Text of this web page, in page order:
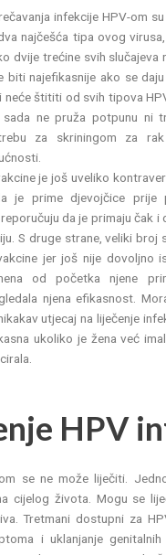
infekcije HPV-om
najčešća tipa ovog
dvije trećine svih slučajeva
biti najefikasnije ako se
neće štititi od svih tipova
sada ne pruža potpunu ni
za skriningom za
je još uveliko
je prime djevojčice prije
da je primaju čak i
S druge strane, veliki broj
jer još nije dovoljno
od početka njene
njena efikasnost.
utjecaj na liječenje
ukoliko je žena već
HPV
se ne može liječiti.
cijelog života. Mogu se
Tretmani dostupni za
i uklanjanje